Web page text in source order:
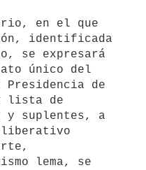
en el que
identificada
se expresará
único del
de
lista de
suplentes, a
lema, se